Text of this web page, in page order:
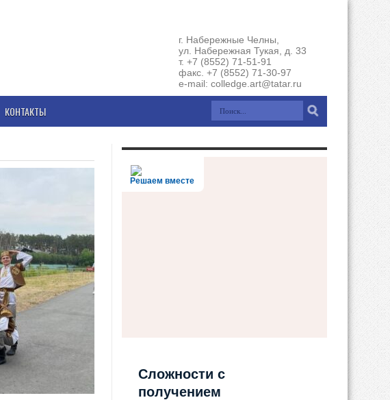
г. Набережные Челны,
ул. Набережная Тукая, д. 33
т. +7 (8552) 71-51-91
факс. +7 (8552) 71-30-97
e-mail: colledge.art@tatar.ru
КОНТАКТЫ
Решаем вместе
Сложности с
получением